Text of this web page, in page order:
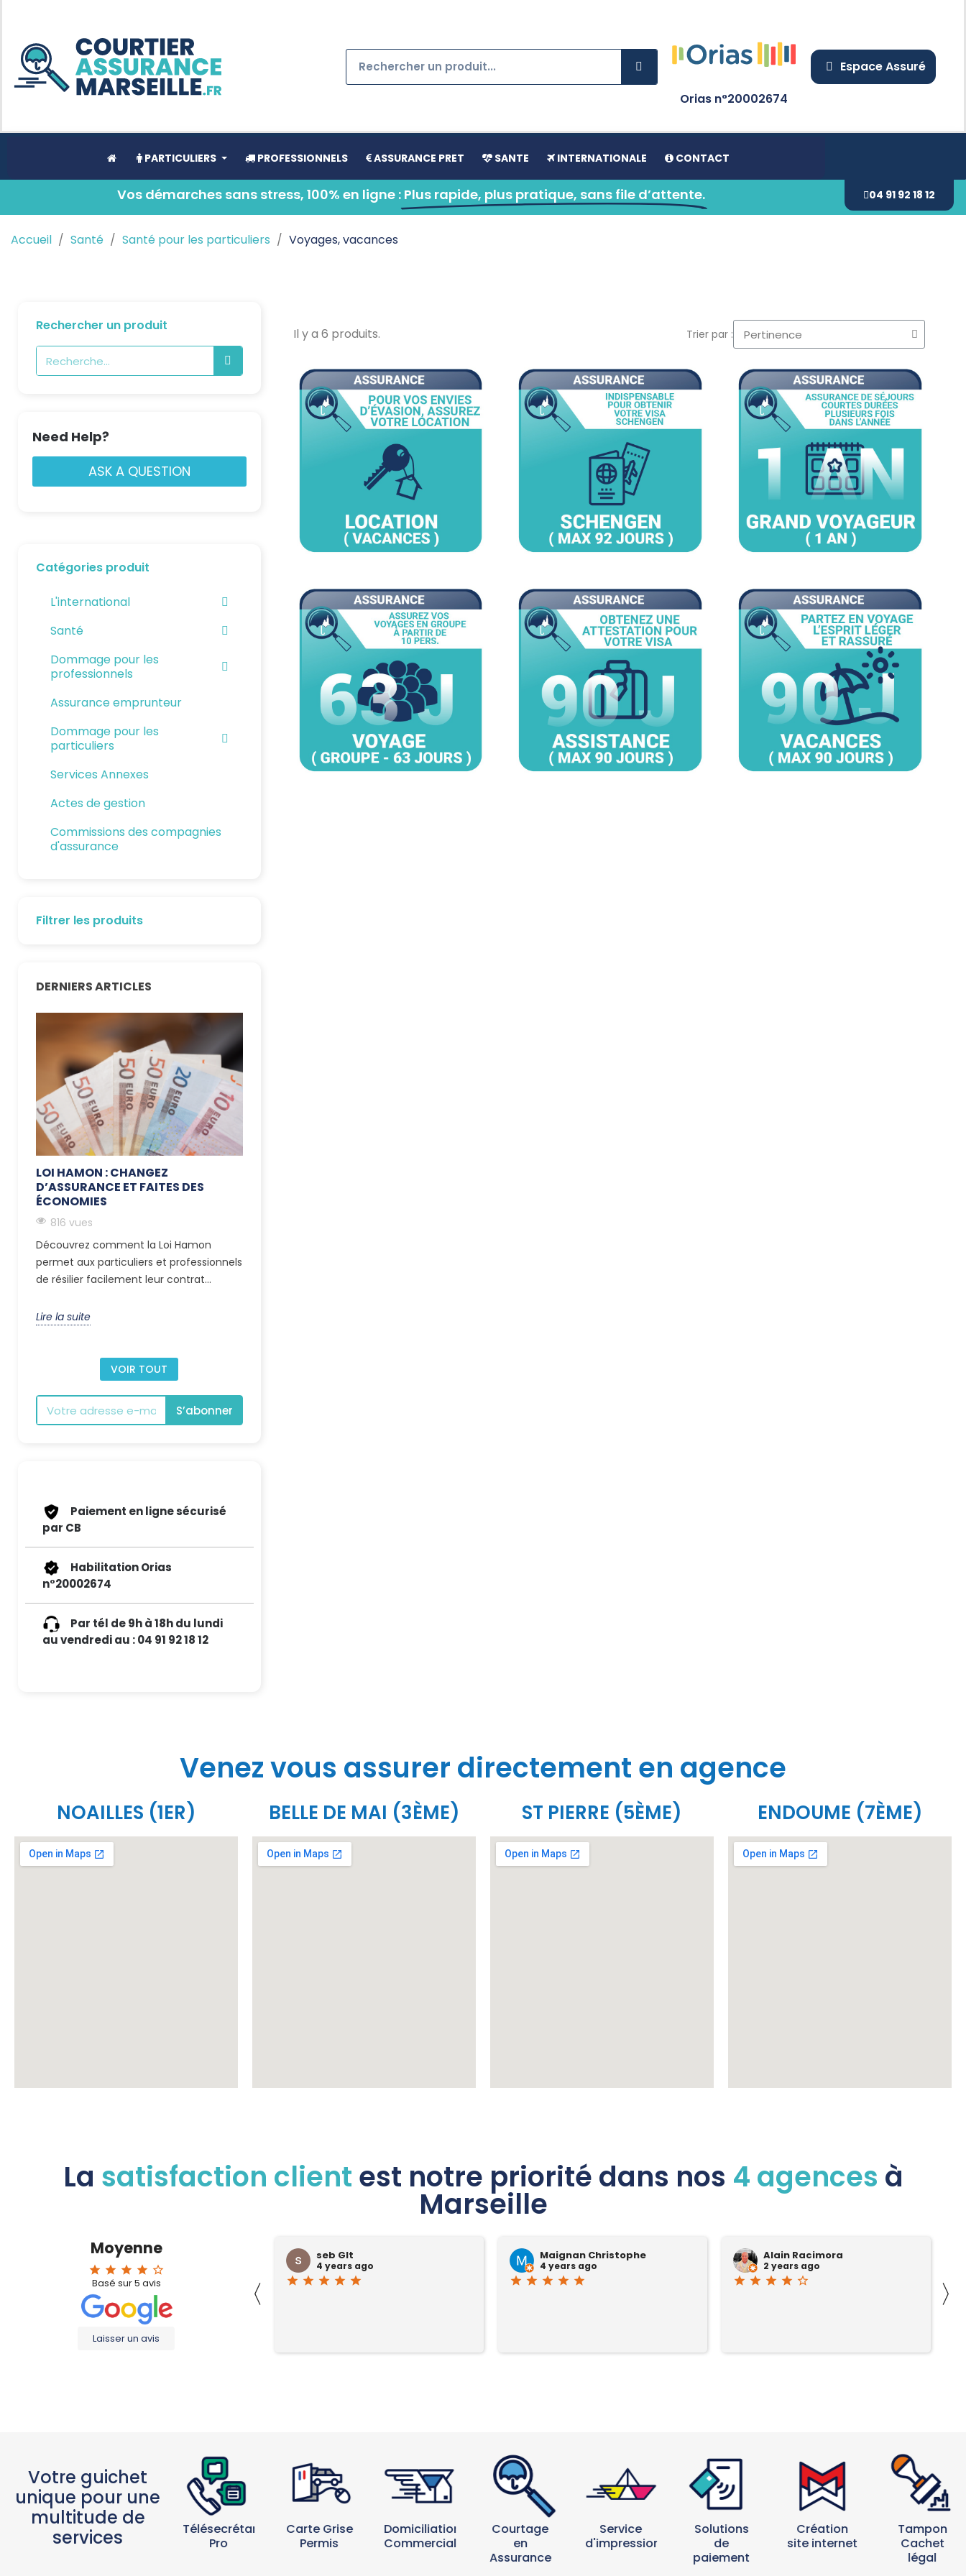
Orias n°20002674
Espace Assuré
PARTICULIERS PROFESSIONNELS ASSURANCE PRET SANTE INTERNATIONALE CONTACT
Vos démarches sans stress, 100% en ligne : Plus rapide, plus pratique, sans file d’attente. 04 91 92 18 12
Accueil Santé Santé pour les particuliers Voyages, vacances
Rechercher un produit
Need Help?
ASK A QUESTION
Catégories produit
L'international
Santé
Dommage pour les
professionnels
Assurance emprunteur
Dommage pour les
particuliers
Services Annexes
Actes de gestion
Commissions des compagnies
d'assurance
Filtrer les produits
DERNIERS ARTICLES
LOI HAMON : CHANGEZ
D’ASSURANCE ET FAITES DES
ÉCONOMIES
816 vues
Découvrez comment la Loi Hamon
permet aux particuliers et professionnels
de résilier facilement leur contrat...
Lire la suite
VOIR TOUT
S’abonner
Paiement en ligne sécurisé
par CB
Habilitation Orias
n°20002674
Par tél de 9h à 18h du lundi
au vendredi au : 04 91 92 18 12
Il y a 6 produits. Trier par :
Venez vous assurer directement en agence
NOAILLES (1ER) BELLE DE MAI (3ÈME) ST PIERRE (5ÈME) ENDOUME (7ÈME)
La satisfaction client est notre priorité dans nos 4 agences à
Marseille
Moyenne
star star star star star_border
Basé sur5 avis
Laisser un avis
〈
phobia isaac
2 months ago
star star star_border
seb Glt
4 years ago
star star star star star
Maignan Christophe
4 years ago
star star star star star
Alain Racimora
2 years ago
star star star star star_border 〉
Votre guichet
unique pour une
multitude de
services
Boîte
Postale
Télésecrétariat
Pro
Carte Grise
Permis
Domiciliation
Commerciale
Courtage
en
Assurance
Service
d'impression
Solutions
de
paiement
Création
site internet
Tampon
Cachet
légal